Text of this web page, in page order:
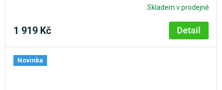
Skladem v prodejně
1 919 Kč Detail
Novinka